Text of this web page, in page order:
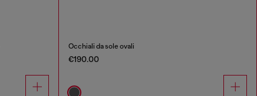
Occhiali da sole ovali
€190.00